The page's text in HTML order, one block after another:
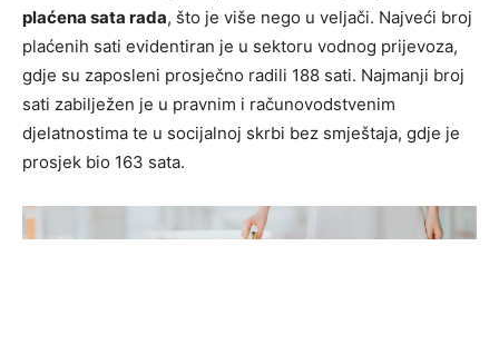
plaćena sata rada, što je više nego u veljači. Najveći broj
plaćenih sati evidentiran je u sektoru vodnog prijevoza,
gdje su zaposleni prosječno radili 188 sati. Najmanji broj
sati zabilježen je u pravnim i računovodstvenim
djelatnostima te u socijalnoj skrbi bez smještaja, gdje je
prosjek bio 163 sata.